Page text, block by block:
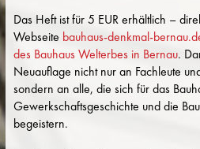
Das Heft ist für 5 EUR erhältlich –
Webseite bauhaus-denkmal-
des Bauhaus Welterbes in Bernau.
Neuauflage nicht nur an Fachleute
sondern an alle, die sich für das
Gewerkschaftsgeschichte und die
begeistern.